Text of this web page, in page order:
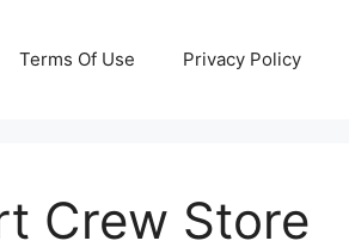
Terms Of Use Privacy Policy
Crew Store